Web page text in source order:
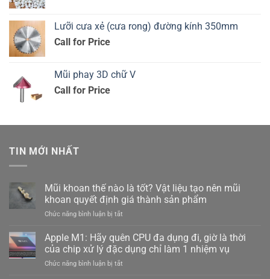
Lưỡi cưa xẻ (cưa rong) đường kính 350mm
Call for Price
Mũi phay 3D chữ V
Call for Price
TIN MỚI NHẤT
Mũi khoan thế nào là tốt? Vật liệu tạo nên mũi
khoan quyết định giá thành sản phẩm
Chức năng bình luận bị tắt
khoan
thế
nào
Apple M1: Hãy quên CPU đa dụng đi, giờ là thời
của chip xử lý đặc dụng chỉ làm 1 nhiệm vụ
Chức năng bình luận bị tắt